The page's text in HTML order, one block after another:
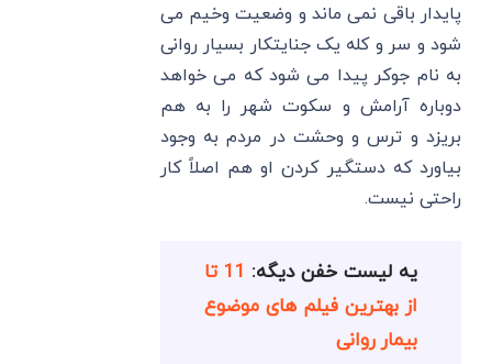
پایدار باقی نمی‌ ماند و وضعیت وخیم می‌
شود و سر و کله یک جنایتکار بسیار روانی
به نام جوکر پیدا می‌ شود که می‌ خواهد
دوباره آرامش و سکوت شهر را به هم
بریزد و ترس و وحشت در مردم به وجود
بیاورد که دستگیر کردن او هم اصلاً کار
راحتی نیست.
یه لیست خفن دیگه:
11 تا
از بهترین فیلم های موضوع
بیمار روانی